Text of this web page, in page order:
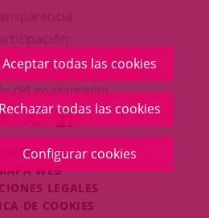
Aceptar todas las cookies
Rechazar todas las cookies
Configurar cookies
en
una
ventana
nueva.
aplicación
externa.
del ayuntamiento
ENLACE
A
UNA
APLICACIÓN
EXTERNA.
ENLACE
A
UNA
APLICACIÓN
EXTERNA.
ENLACE
A
UNA
EXTERNA.
WEB
LEGALES
DE COOKIES